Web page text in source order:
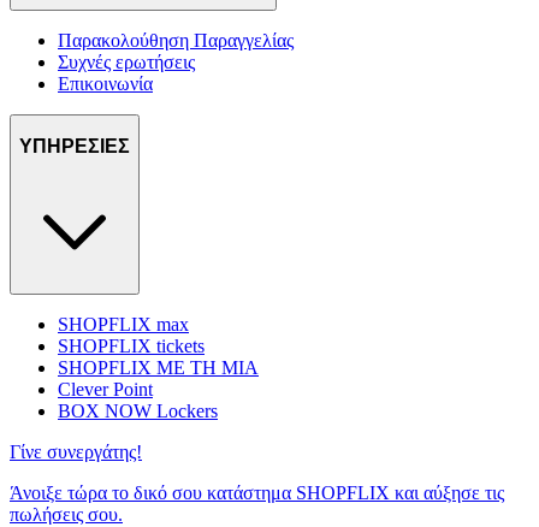
Παρακολούθηση Παραγγελίας
Συχνές ερωτήσεις
Επικοινωνία
ΥΠΗΡΕΣΙΕΣ
SHOPFLIX max
SHOPFLIX tickets
SHOPFLIX ΜΕ ΤΗ ΜΙΑ
Clever Point
BOX NOW Lockers
Γίνε συνεργάτης!
Άνοιξε τώρα το δικό σου κατάστημα SHOPFLIX και αύξησε τις
πωλήσεις σου.